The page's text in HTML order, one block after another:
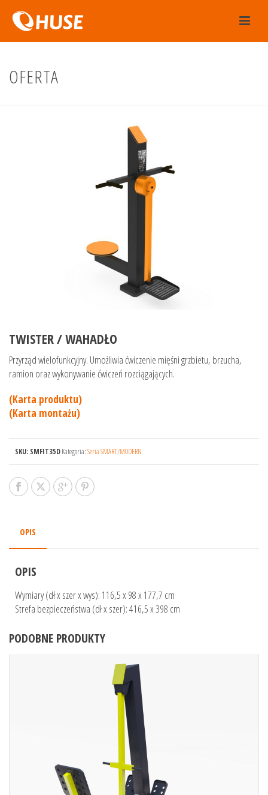
OFERTA
TWISTER / WAHADŁO
Przyrząd wielofunkcyjny. Umożliwia ćwiczenie mięśni grzbietu, brzucha,
ramion oraz wykonywanie ćwiczeń rozciągających.
(Karta produktu)
(Karta montażu)
SKU: SMFIT35DKategoria:Seria SMART/MODERN
OPIS
OPIS
Wymiary (dł x szer x wys): 116,5 x 98 x 177,7 cm
Strefa bezpieczeństwa (dł x szer): 416,5 x 398 cm
PODOBNE PRODUKTY